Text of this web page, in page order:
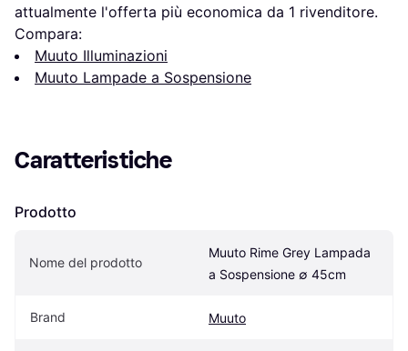
attualmente l'offerta più economica da 1 rivenditore.
Compara:
Muuto Illuminazioni
Muuto Lampade a Sospensione
Caratteristiche
Prodotto
Nome del prodotto
Muuto Rime Grey Lampada
a Sospensione ∅ 45cm
Brand Muuto